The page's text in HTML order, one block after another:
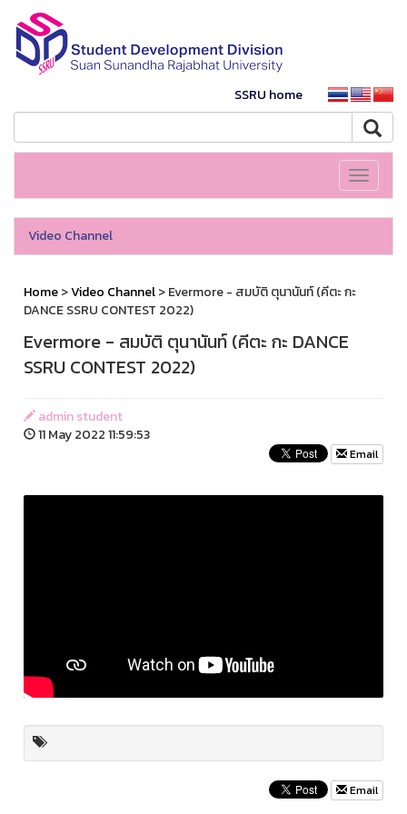
SSRU home
Toggle
Video Channel
Home>Video Channel> Evermore - สมบัติ ตุนานันท์ (คีตะ กะ
DANCE SSRU CONTEST 2022)
Evermore - สมบัติ ตุนานันท์ (คีตะ กะ DANCE
SSRU CONTEST 2022)
admin student
11 May 2022 11:59:53
Email
Email